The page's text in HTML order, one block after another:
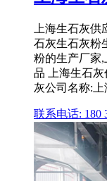
上海生石灰
石灰生石灰粉
粉的生产厂家
品 上海生石
灰公司名称:上
联系电话: 180